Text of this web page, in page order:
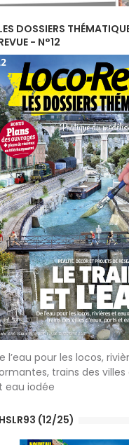
DOSSIERS
- N°12
l’eau pour les locos,
trains des villes
eau iodée
HSLR93 (12/25)